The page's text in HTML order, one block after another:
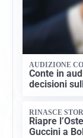
AUDIZIONE
Conte in
decisioni
RINASCE
Riapre
Guccini a